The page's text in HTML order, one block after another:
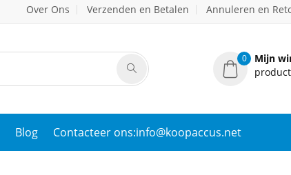
Over Ons Verzenden en Betalen Annuleren en
0
Mijn
Blog Contacteer ons:info@koopaccus.net